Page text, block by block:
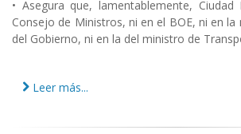
• Asegura que, lamentablemente,
Consejo de Ministros, ni en el BOE, ni en la
del Gobierno, ni en la del ministro de
Leer más...